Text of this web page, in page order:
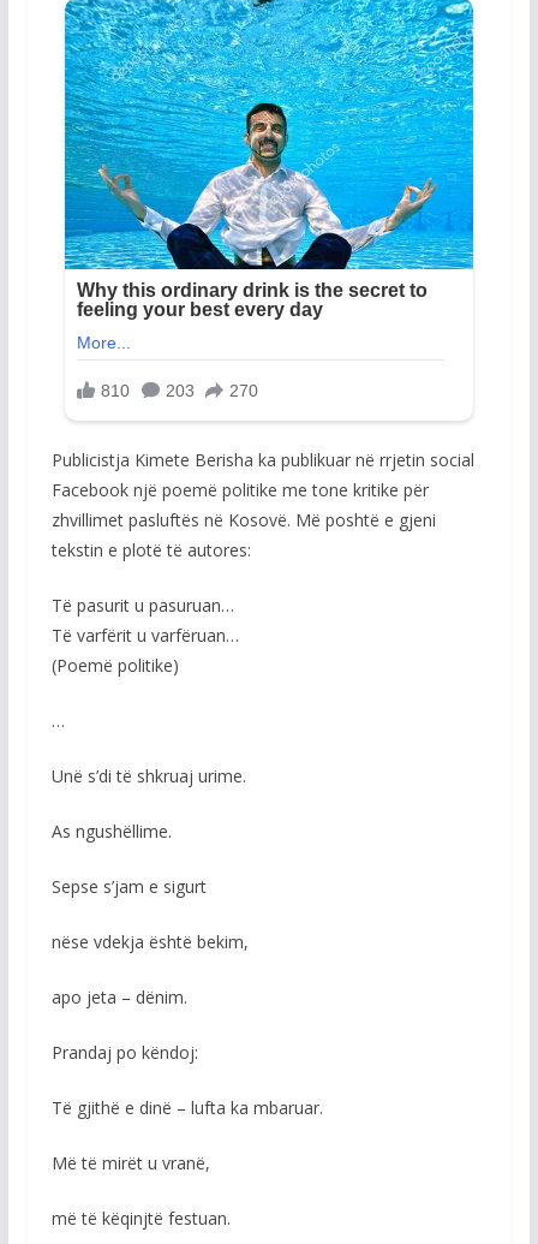
Publicistja Kimete Berisha ka publikuar në rrjetin social
Facebook një poemë politike me tone kritike për
zhvillimet pasluftës në Kosovë. Më poshtë e gjeni
tekstin e plotë të autores:
Të pasurit u pasuruan…
Të varfërit u varfëruan…
(Poemë politike)
…
Unë s’di të shkruaj urime.
As ngushëllime.
Sepse s’jam e sigurt
nëse vdekja është bekim,
apo jeta – dënim.
Prandaj po këndoj:
Të gjithë e dinë – lufta ka mbaruar.
Më të mirët u vranë,
më të këqinjtë festuan.